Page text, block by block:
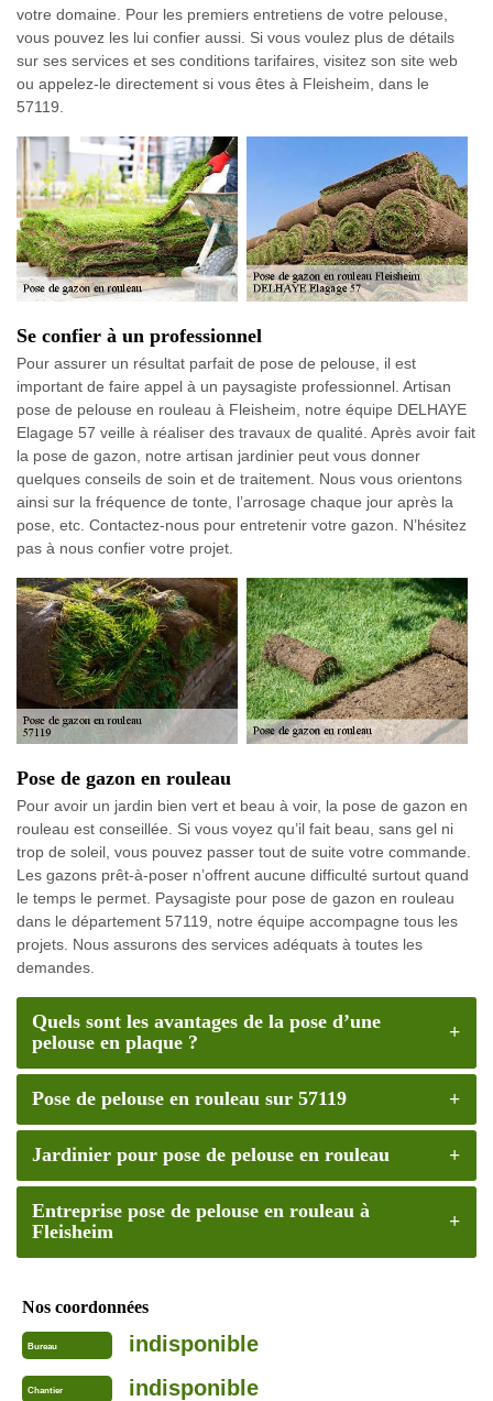
votre domaine. Pour les premiers entretiens de votre pelouse,
vous pouvez les lui confier aussi. Si vous voulez plus de détails
sur ses services et ses conditions tarifaires, visitez son site web
ou appelez-le directement si vous êtes à Fleisheim, dans le
57119.
Se confier à un professionnel
Pour assurer un résultat parfait de pose de pelouse, il est
important de faire appel à un paysagiste professionnel. Artisan
pose de pelouse en rouleau à Fleisheim, notre équipe DELHAYE
Elagage 57 veille à réaliser des travaux de qualité. Après avoir fait
la pose de gazon, notre artisan jardinier peut vous donner
quelques conseils de soin et de traitement. Nous vous orientons
ainsi sur la fréquence de tonte, l’arrosage chaque jour après la
pose, etc. Contactez-nous pour entretenir votre gazon. N’hésitez
pas à nous confier votre projet.
Pose de gazon en rouleau
Pour avoir un jardin bien vert et beau à voir, la pose de gazon en
rouleau est conseillée. Si vous voyez qu’il fait beau, sans gel ni
trop de soleil, vous pouvez passer tout de suite votre commande.
Les gazons prêt-à-poser n’offrent aucune difficulté surtout quand
le temps le permet. Paysagiste pour pose de gazon en rouleau
dans le département 57119, notre équipe accompagne tous les
projets. Nous assurons des services adéquats à toutes les
demandes.
Quels sont les avantages de la pose d’une
pelouse en plaque ?
Pose de pelouse en rouleau sur 57119
Jardinier pour pose de pelouse en rouleau
Entreprise pose de pelouse en rouleau à
Fleisheim
Nos coordonnées
Bureau indisponible
Chantier indisponible